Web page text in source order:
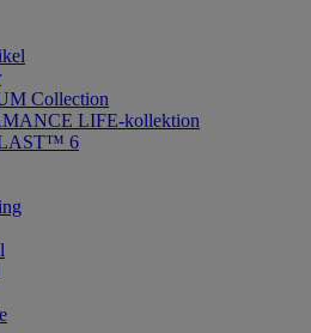
Collection
LIFE-kollektion
6